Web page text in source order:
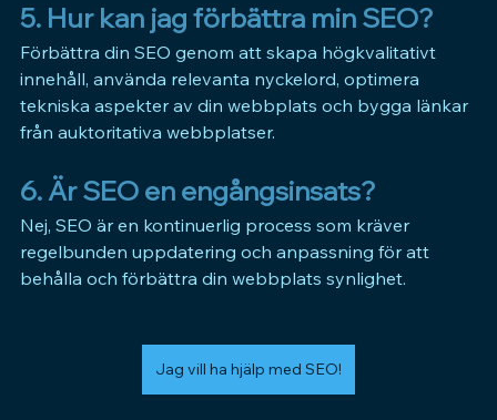
5. Hur kan jag förbättra min SEO?
Förbättra din SEO genom att skapa högkvalitativt
innehåll, använda relevanta nyckelord, optimera
tekniska aspekter av din webbplats och bygga länkar
från auktoritativa webbplatser.
6. Är SEO en engångsinsats?
Nej, SEO är en kontinuerlig process som kräver
regelbunden uppdatering och anpassning för att
behålla och förbättra din webbplats synlighet.
Jag vill ha hjälp med SEO!